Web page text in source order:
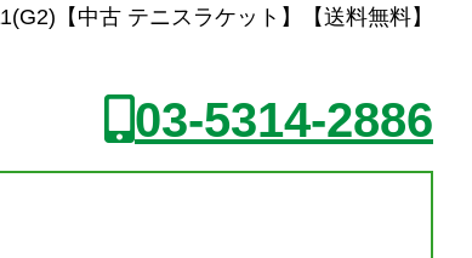
【中古 テニスラケット】【送料無料】
03-5314-2886